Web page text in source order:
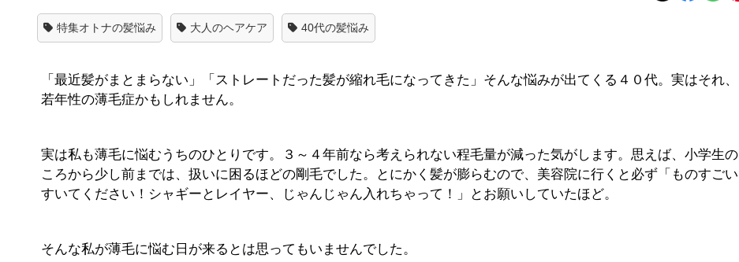
特集オトナの髪悩み 大人のヘアケア 40代の髪悩み
「最近髪がまとまらない」「ストレートだった髪が縮れ毛になってきた」そんな悩みが出てくる４０代。実はそれ、
若年性の薄毛症かもしれません。
実は私も薄毛に悩むうちのひとりです。３～４年前なら考えられない程毛量が減った気がします。思えば、小学生の
ころから少し前までは、扱いに困るほどの剛毛でした。とにかく髪が膨らむので、美容院に行くと必ず「ものすごい
すいてください！シャギーとレイヤー、じゃんじゃん入れちゃって！」とお願いしていたほど。
そんな私が薄毛に悩む日が来るとは思ってもいませんでした。